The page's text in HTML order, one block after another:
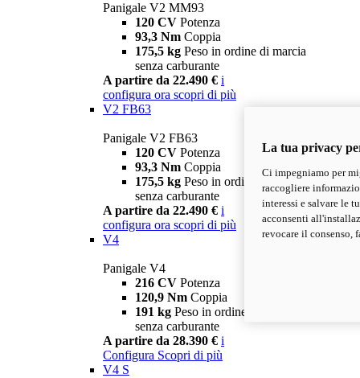
Panigale V2 MM93
120 CV Potenza
93,3 Nm Coppia
175,5 kg Peso in ordine di marcia
senza carburante
A partire da 22.490 € i
configura ora scopri di più
V2 FB63
Panigale V2 FB63
120 CV Potenza
93,3 Nm Coppia
175,5 kg Peso in ordine di marcia
senza carburante
A partire da 22.490 € i
configura ora scopri di più
V4
Panigale V4
216 CV Potenza
120,9 Nm Coppia
191 kg Peso in ordine di marcia
senza carburante
A partire da 28.390 € i
Configura Scopri di più
V4 S
La tua privacy
Ci impegniamo per
raccogliere
interessi e salvare le
acconsenti
revocare il consenso,